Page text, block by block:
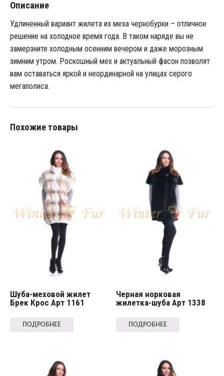
Описание
Удлиненный вариант жилета из меха чернобурки – отличное
решение на холодное время года. В таком наряде вы не
замерзните холодным осенним вечером и даже морозным
зимним утром. Роскошный мех и актуальный фасон позволят
вам оставаться яркой и неординарной на улицах серого
мегаполиса.
Похожие товары
Шуба-меховой жилет
Брек Крос Арт 1161
ПОДРОБНЕЕ
Черная норковая
жилетка-шуба Арт 1338
ПОДРОБНЕЕ